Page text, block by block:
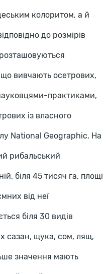
колоритом, а й
до розмірів
що вивчають осетрових,
практиками,
із власного
National Geographic. На
рибальський
біля 45 тисяч га, площі
від неї
біля 30 видів
сазан, щука, сом, лящ,
значення мають